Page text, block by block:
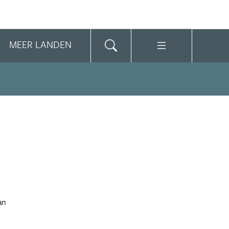
MEER LANDEN